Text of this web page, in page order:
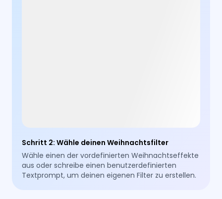
Schritt 2:Wähle deinen Weihnachtsfilter
Wähle einen der vordefinierten Weihnachtseffekte
aus oder schreibe einen benutzerdefinierten
Textprompt, um deinen eigenen Filter zu erstellen.